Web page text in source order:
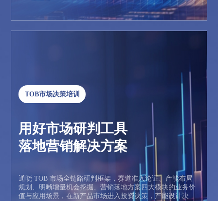
TOB市场决策培训
用好市场研判工具
落地营销解决方案
通晓 TOB 市场全链路研判框架，赛道准入论证、产能布局
规划、明晰增量机会挖掘、营销落地方案四大模块的业务价
值与应用场景，在新产品市场进入投资决策，产能设计决